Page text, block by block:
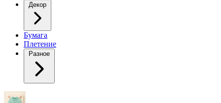
Декор
Бумага
Плетение
Разное